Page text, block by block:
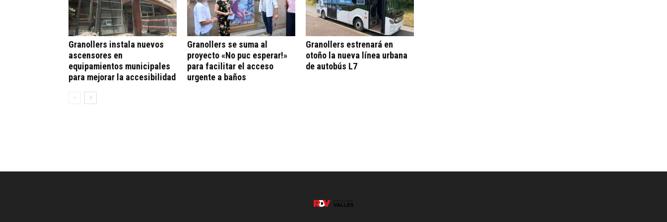
Granollers instala nuevos
ascensores en
equipamientos municipales
para mejorar la accesibilidad
Granollers se suma al
proyecto «No puc esperar!»
para facilitar el acceso
urgente a baños
Granollers estrenará en
otoño la nueva línea urbana
de autobús L7